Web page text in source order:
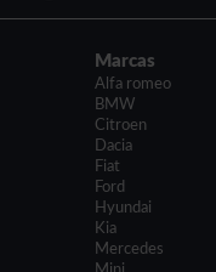
Marcas
Alfa romeo
BMW
Citroen
Dacia
Fiat
Ford
Hyundai
Kia
Mercedes